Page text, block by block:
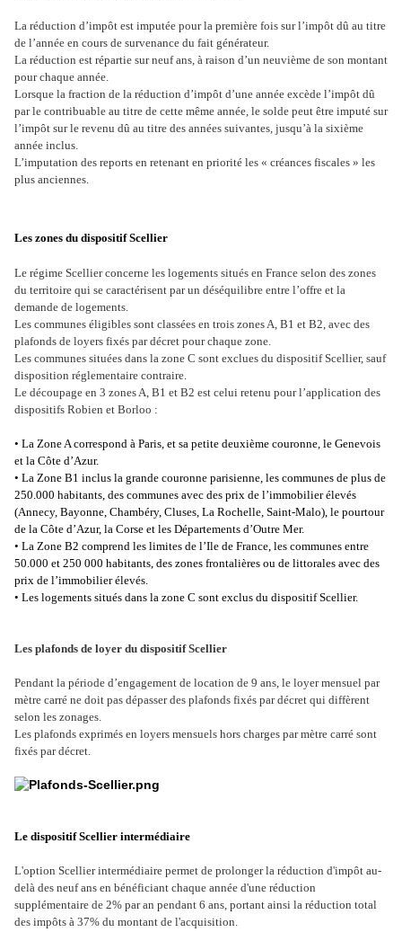
La réduction d’impôt est imputée pour la première fois sur l’impôt dû au titre
de l’année en cours de survenance du fait générateur.
La réduction est répartie sur neuf ans, à raison d’un neuvième de son montant
pour chaque année.
Lorsque la fraction de la réduction d’impôt d’une année excède l’impôt dû
par le contribuable au titre de cette même année, le solde peut être imputé sur
l’impôt sur le revenu dû au titre des années suivantes, jusqu’à la sixième
année inclus.
L’imputation des reports en retenant en priorité les « créances fiscales » les
plus anciennes.
Les zones du dispositif Scellier
Le régime Scellier concerne les logements situés en France selon des zones
du territoire qui se caractérisent par un déséquilibre entre l’offre et la
demande de logements.
Les communes éligibles sont classées en trois zones A, B1 et B2, avec des
plafonds de loyers fixés par décret pour chaque zone.
Les communes situées dans la zone C sont exclues du dispositif Scellier, sauf
disposition réglementaire contraire.
Le découpage en 3 zones A, B1 et B2 est celui retenu pour l’application des
dispositifs Robien et Borloo :
• La Zone A correspond à Paris, et sa petite deuxième couronne, le Genevois
et la Côte d’Azur.
• La Zone B1 inclus la grande couronne parisienne, les communes de plus de
250.000 habitants, des communes avec des prix de l’immobilier élevés
(Annecy, Bayonne, Chambéry, Cluses, La Rochelle, Saint-Malo), le pourtour
de la Côte d’Azur, la Corse et les Départements d’Outre Mer.
• La Zone B2 comprend les limites de l’Ile de France, les communes entre
50.000 et 250 000 habitants, des zones frontalières ou de littorales avec des
prix de l’immobilier élevés.
• Les logements situés dans la zone C sont exclus du dispositif Scellier.
Les plafonds de loyer du dispositif Scellier
Pendant la période d’engagement de location de 9 ans, le loyer mensuel par
mètre carré ne doit pas dépasser des plafonds fixés par décret qui diffèrent
selon les zonages.
Les plafonds exprimés en loyers mensuels hors charges par mètre carré sont
fixés par décret.
Le dispositif Scellier intermédiaire
L'option Scellier intermédiaire permet de prolonger la réduction d'impôt au-
delà des neuf ans en bénéficiant chaque année d'une réduction
supplémentaire de 2% par an pendant 6 ans, portant ainsi la réduction total
des impôts à 37% du montant de l'acquisition.